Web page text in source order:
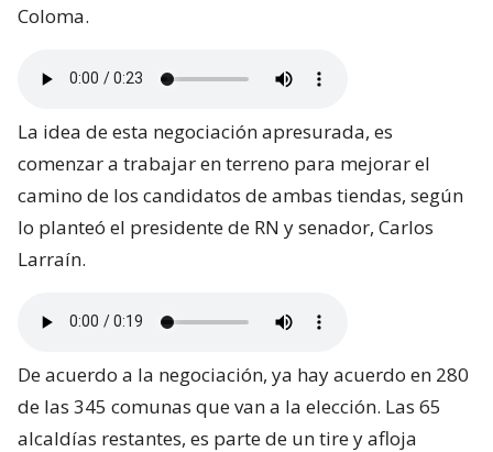
Coloma.
La idea de esta negociación apresurada, es
comenzar a trabajar en terreno para mejorar el
camino de los candidatos de ambas tiendas, según
lo planteó el presidente de RN y senador, Carlos
Larraín.
De acuerdo a la negociación, ya hay acuerdo en 280
de las 345 comunas que van a la elección. Las 65
alcaldías restantes, es parte de un tire y afloja